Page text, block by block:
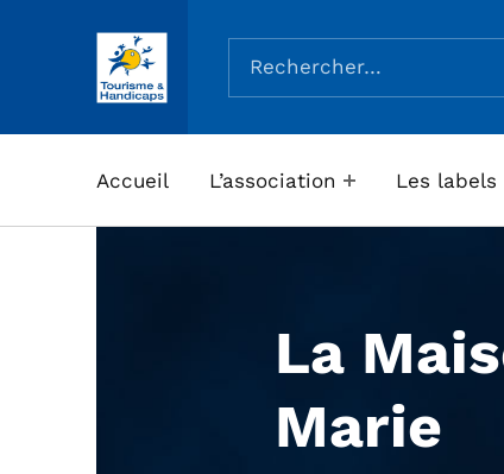
ASSOCIATION TOURISME ET HANDICAPS
Rechercher :
Accueil L’association Les labels
La
Marie